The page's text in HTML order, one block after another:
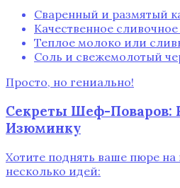
Сваренный и размятый
Качественное
Теплое молоко или
Соль и свежемолотый
Просто‚ но гениально!
Секреты Шеф-Поваров:
Изюминку
Хотите поднять ваше пюре на
несколько идей: